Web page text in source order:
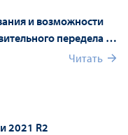
и возможности
передела на
Читать
2021 R2